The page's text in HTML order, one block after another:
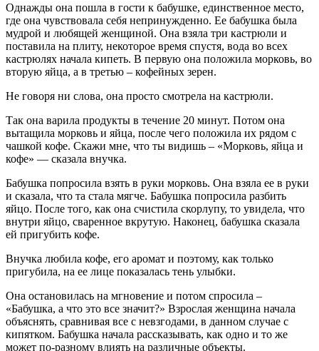
Однажды она пошла в гости к бабушке, единственное место,
где она чувствовала себя непринужденно. Ее бабушка была
мудрой и любящей женщиной. Она взяла три кастрюли и
поставила на плиту, некоторое время спустя, вода во всех
кастрюлях начала кипеть. В первую она положила морковь, во
вторую яйца, а в третью – кофейных зерен.
Не говоря ни слова, она просто смотрела на кастрюли.
Так она варила продукты в течение 20 минут. Потом она
вытащила морковь и яйца, после чего положила их рядом с
чашкой кофе. Скажи мне, что ты видишь – «Морковь, яйца и
кофе» — сказала внучка.
Бабушка попросила взять в руки морковь. Она взяла ее в руки
и сказала, что та стала мягче. Бабушка попросила разбить
яйцо. После того, как она счистила скорлупу, то увидела, что
внутри яйцо, сваренное вкрутую. Наконец, бабушка сказала
ей пригубить кофе.
Внучка любила кофе, его аромат и поэтому, как только
пригубила, на ее лице показалась тень улыбки.
Она остановилась на мгновение и потом спросила –
«Бабушка, а что это все значит?» Взрослая женщина начала
объяснять, сравнивая все с невзгодами, в данном случае с
кипятком. Бабушка начала рассказывать, как одно и то же
может по-разному влиять на различные объекты.